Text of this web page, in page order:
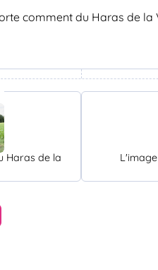
comment du Haras de la
Haras de la